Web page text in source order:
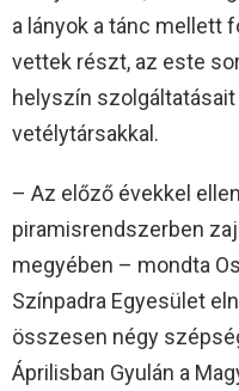
a lányok a tánc mellett
vettek részt, az este
helyszín
vetélytársakkal.
– Az előző évekkel
piramisrendszerben
megyében – mondta
Színpadra Egyesület
összesen négy
Áprilisban Gyulán a